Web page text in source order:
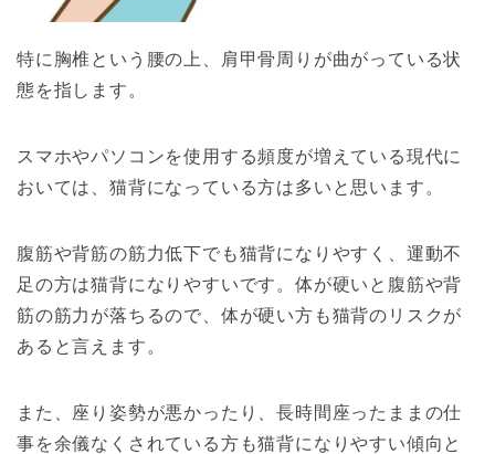
特に胸椎という腰の上、肩甲骨周りが曲がっている状
態を指します。
スマホやパソコンを使用する頻度が増えている現代に
おいては、猫背になっている方は多いと思います。
腹筋や背筋の筋力低下でも猫背になりやすく、運動不
足の方は猫背になりやすいです。体が硬いと腹筋や背
筋の筋力が落ちるので、体が硬い方も猫背のリスクが
あると言えます。
また、座り姿勢が悪かったり、長時間座ったままの仕
事を余儀なくされている方も猫背になりやすい傾向と